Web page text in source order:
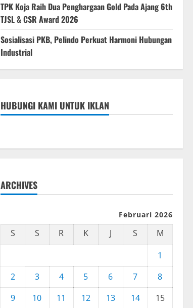
TPK Koja Raih Dua Penghargaan Gold Pada Ajang 6th
TJSL & CSR Award 2026
Sosialisasi PKB, Pelindo Perkuat Harmoni Hubungan
Industrial
HUBUNGI KAMI UNTUK IKLAN
ARCHIVES
Februari 2026
S S R K J S
M
1
2
3 4 5 6 7
8
9
10 11 12 13 14 15